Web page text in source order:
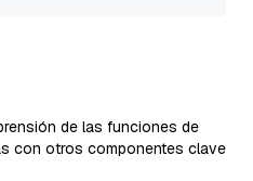
de las funciones de
con otros componentes clave